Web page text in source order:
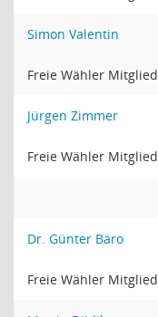
Simon Valentin
Freie Wähler Mitglied
Jürgen Zimmer
Freie Wähler Mitglied
Dr. Günter Bäro
Freie Wähler Mitglied